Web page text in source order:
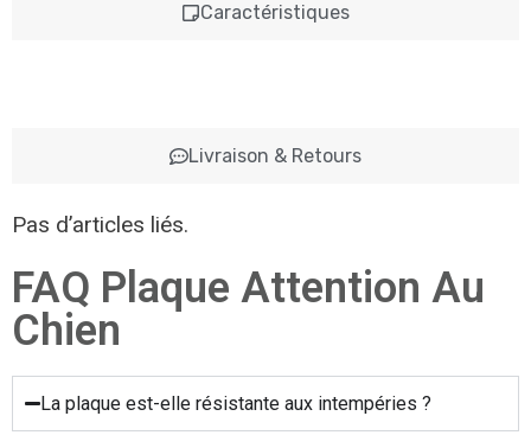
Caractéristiques
Livraison & Retours
Pas d’articles liés.
FAQ Plaque Attention Au
Chien
La plaque est-elle résistante aux intempéries ?